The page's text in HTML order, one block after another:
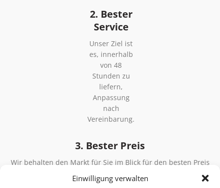
Einwilligung verwalten
2. Bester
Service
Unser Ziel ist
es, innerhalb
von 48
Stunden zu
liefern,
Anpassung
nach
Vereinbarung.
3. Bester Preis
Wir behalten den Markt für Sie im Blick für den besten Preis
und die allerbeste Qualität.